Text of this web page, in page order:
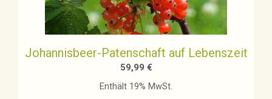
Johannisbeer-Patenschaft auf Lebenszeit
59,99 €
Enthält 19% MwSt.